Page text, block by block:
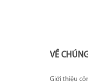
VỀ
Giới thiệu